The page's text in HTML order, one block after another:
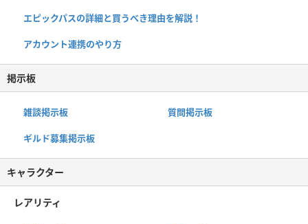
エピックパスの詳細と買うべき理由を解説！
アカウント連携のやり方
掲示板
雑談掲示板 質問掲示板
ギルド募集掲示板
キャラクター
レアリティ